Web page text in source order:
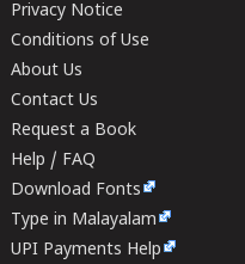
Privacy Notice
Conditions of Use
About Us
Contact Us
Request a Book
Help / FAQ
Download Fonts
Type in Malayalam
UPI Payments Help